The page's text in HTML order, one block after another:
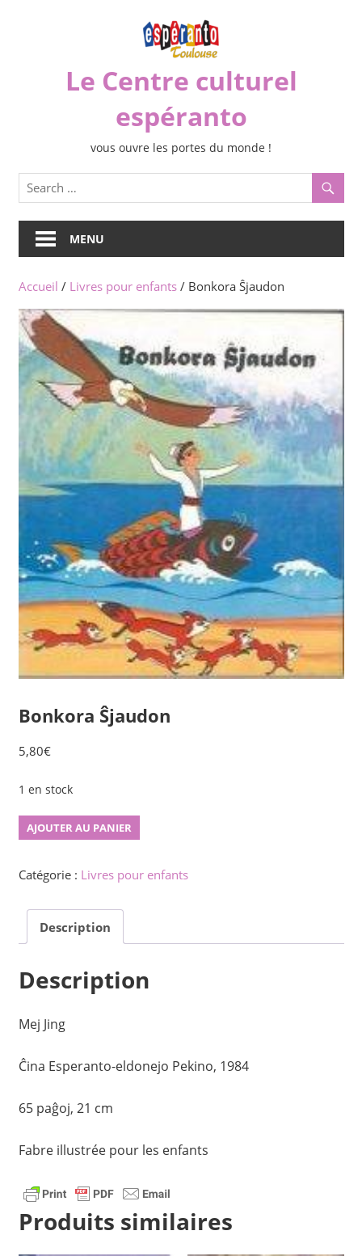
Le Centre culturel
espéranto
vous ouvre les portes du monde !
MENU
Accueil / Livres pour enfants/ Bonkora Ŝjaudon
Bonkora Ŝjaudon
5,80€
1 en stock
quantité
Bonkora
AJOUTER AU PANIER
Catégorie : Livres pour enfants
Description
Description
Mej Jing
Ĉina Esperanto-eldonejo Pekino, 1984
65 paĝoj, 21 cm
Fabre illustrée pour les enfants
Produits similaires